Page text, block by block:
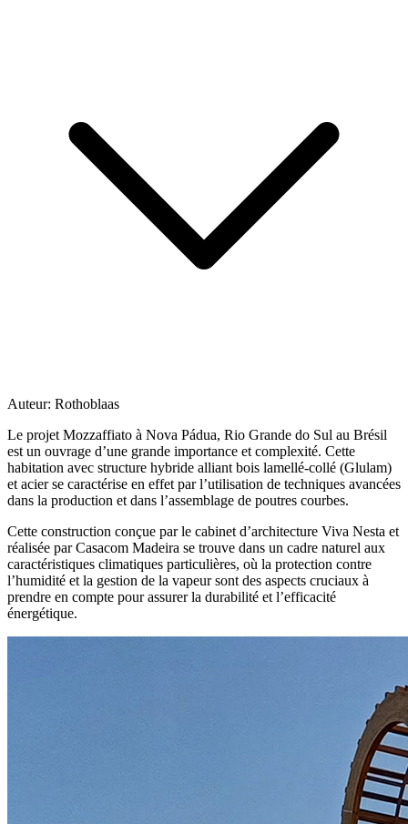
Auteur: Rothoblaas
Le projet Mozzaffiato à Nova Pádua, Rio Grande do Sul au Brésil
est un ouvrage d’une grande importance et complexité. Cette
habitation avec structure hybride alliant bois lamellé-collé (Glulam)
et acier se caractérise en effet par l’utilisation de techniques avancées
dans la production et dans l’assemblage de poutres courbes.
Cette construction conçue par le cabinet d’architecture Viva Nesta et
réalisée parCasacom Madeira se trouve dans un cadre naturel aux
caractéristiques climatiques particulières, où la protection contre
l’humidité et la gestion de la vapeur sont des aspects cruciaux à
prendre en compte pour assurer la durabilité et l’efficacité
énergétique.